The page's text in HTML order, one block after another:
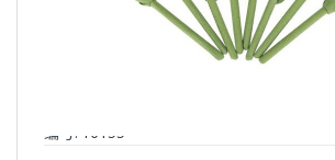
编号: Y6155